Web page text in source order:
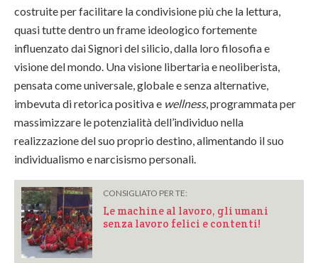
costruite per facilitare la condivisione più che la lettura,
quasi tutte dentro un frame ideologico fortemente
influenzato dai Signori del silicio, dalla loro filosofia e
visione del mondo. Una visione libertaria e neoliberista,
pensata come universale, globale e senza alternative,
imbevuta di retorica positiva e wellness, programmata per
massimizzare le potenzialità dell’individuo nella
realizzazione del suo proprio destino, alimentando il suo
individualismo e narcisismo personali.
CONSIGLIATO PER TE:
Le machine al lavoro, gli umani
senza lavoro felici e contenti!